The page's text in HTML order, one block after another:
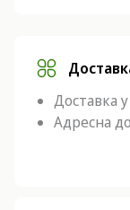
Доставка
Адресна